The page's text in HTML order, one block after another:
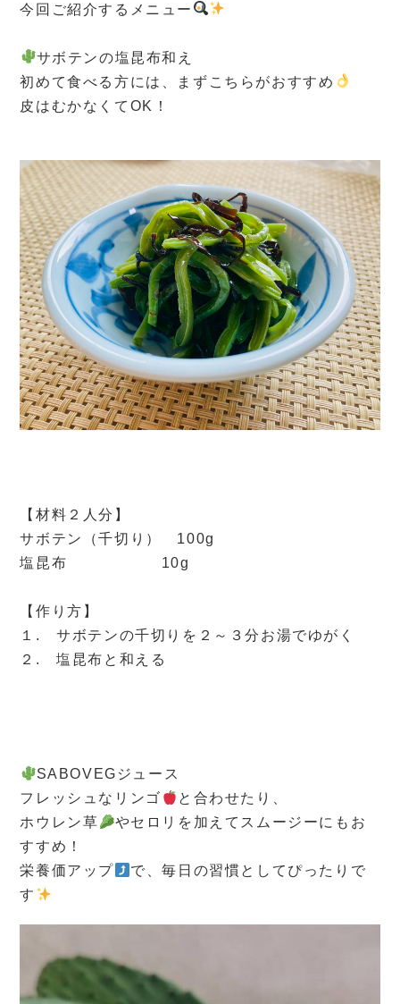
今回ご紹介するメニュー
サボテンの塩昆布和え
初めて食べる方には、まずこちらがおすすめ
皮はむかなくてOK！
【材料２人分】
サボテン（千切り） 100g
塩昆布 10g
【作り方】
１. サボテンの千切りを２～３分お湯でゆがく
２. 塩昆布と和える
SABOVEGジュース
フレッシュなリンゴ
と合わせたり、
ホウレン草
やセロリを加えてスムージーにもお
すすめ！
栄養価アップ
で、毎日の習慣としてぴったりで
す